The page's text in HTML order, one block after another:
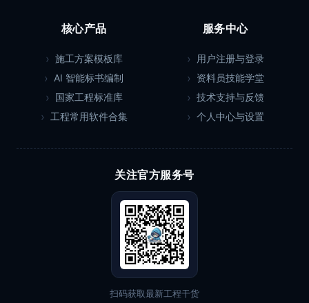
核心产品
施工方案模板库
AI 智能标书编制
国家工程标准库
工程常用软件合集
服务中心
用户注册与登录
资料员技能学堂
技术支持与反馈
个人中心与设置
关注官方服务号
扫码获取最新工程干货